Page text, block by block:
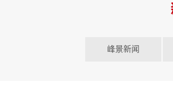
峰景新闻